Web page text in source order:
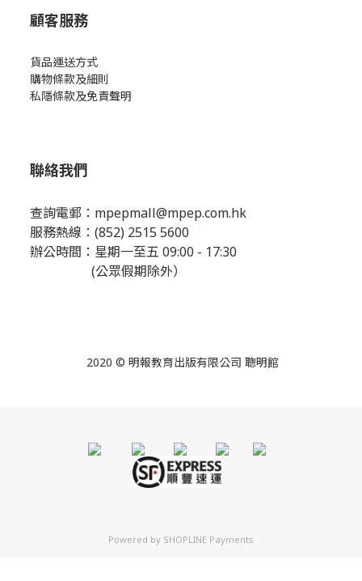
顧客服務
貨品運送方式
購物條款及細則
私隱條款及免責聲明
聯絡我們
查詢電郵： mpepmall@mpep.com.hk
服務熱線：(852) 2515 5600
辦公時間：星期一至五 09:00 - 17:30
(公眾假期除外）
2020 © 明報教育出版有限公司 聰明館
Powered by SHOPLINE Payments